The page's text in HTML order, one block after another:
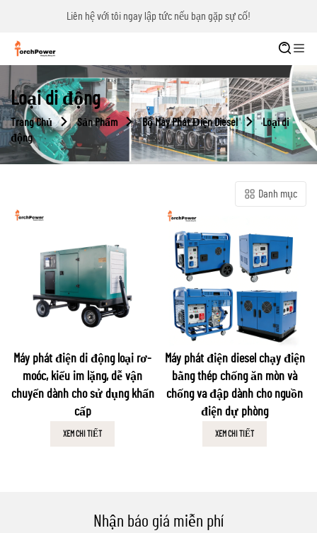
Liên hệ với tôi ngay lập tức nếu bạn gặp sự cố!
Loại di động
Trang Chủ Sản Phẩm Bộ Máy Phát Điện Diesel
Loại di
động
Danh mục
Máy phát điện di động loại rơ-
moóc, kiểu im lặng, dễ vận
chuyển dành cho sử dụng khẩn
cấp
XEM CHI TIẾT
Máy phát điện diesel chạy điện
bằng thép chống ăn mòn và
chống va đập dành cho nguồn
điện dự phòng
XEM CHI TIẾT
Nhận báo giá miễn phí